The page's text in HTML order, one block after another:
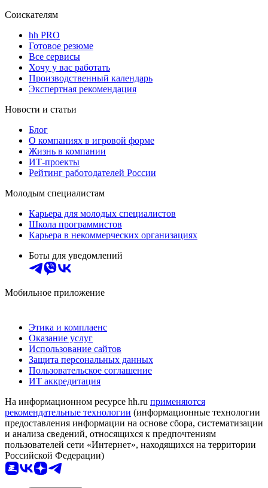
Соискателям
hh PRO
Готовое резюме
Все сервисы
Хочу у вас работать
Производственный календарь
Экспертная рекомендация
Новости и статьи
Блог
О компаниях в игровой форме
Жизнь в компании
ИТ-проекты
Рейтинг работодателей России
Молодым специалистам
Карьера для молодых специалистов
Школа программистов
Карьера в некоммерческих организациях
Боты для уведомлений
Мобильное приложение
Этика и комплаенс
Оказание услуг
Использование сайтов
Защита персональных данных
Пользовательское соглашение
ИТ аккредитация
На информационном ресурсе hh.ru применяются
рекомендательные технологии (информационные технологии
предоставления информации на основе сбора, систематизации
и анализа сведений, относящихся к предпочтениям
пользователей сети «Интернет», находящихся на территории
Российской Федерации)